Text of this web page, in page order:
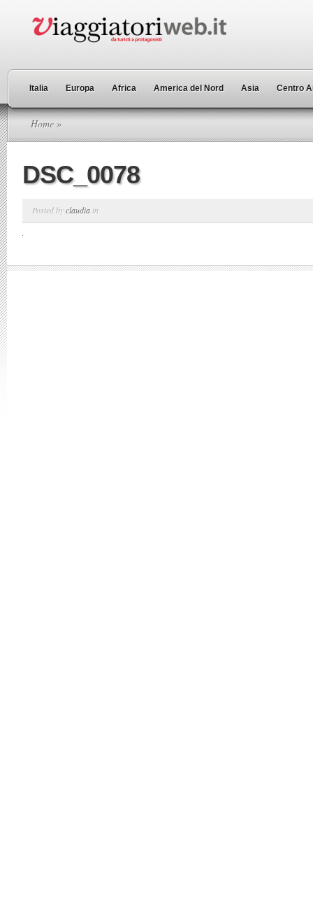
Italia Europa Africa America del Nord Asia Centro
Home »
DSC_0078
Posted byclaudia in